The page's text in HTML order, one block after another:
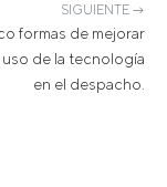
SIGUIENTE →
formas de mejorar
uso de la tecnología
en el despacho.